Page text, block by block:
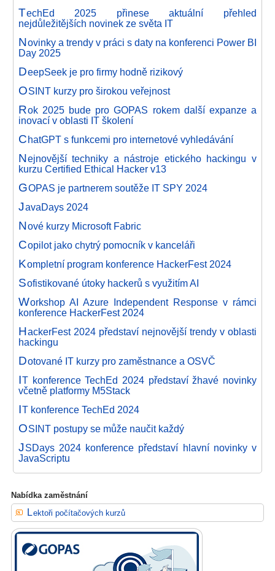
TechEd 2025 přinese aktuální přehled
nejdůležitějších novinek ze světa IT
Novinky a trendy v práci s daty na konferenci Power BI
Day 2025
DeepSeek je pro firmy hodně rizikový
OSINT kurzy pro širokou veřejnost
Rok 2025 bude pro GOPAS rokem další expanze a
inovací v oblasti IT školení
ChatGPT s funkcemi pro internetové vyhledávání
Nejnovější techniky a nástroje etického hackingu v
kurzu Certified Ethical Hacker v13
GOPAS je partnerem soutěže IT SPY 2024
JavaDays 2024
Nové kurzy Microsoft Fabric
Copilot jako chytrý pomocník v kanceláři
Kompletní program konference HackerFest 2024
Sofistikované útoky hackerů s využitím AI
Workshop AI Azure Independent Response v rámci
konference HackerFest 2024
HackerFest 2024 představí nejnovější trendy v oblasti
hackingu
Dotované IT kurzy pro zaměstnance a OSVČ
IT konference TechEd 2024 představí žhavé novinky
včetně platformy M5Stack
IT konference TechEd 2024
OSINT postupy se může naučit každý
JSDays 2024 konference představí hlavní novinky v
JavaScriptu
Nabídka zaměstnání
Lektoři počítačových kurzů